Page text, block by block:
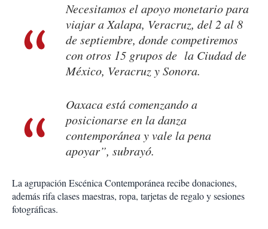
Necesitamos el apoyo monetario para
viajar a Xalapa, Veracruz, del 2 al 8
de septiembre, donde competiremos
con otros 15 grupos de la Ciudad de
México, Veracruz y Sonora.
Oaxaca está comenzando a
posicionarse en la danza
contemporánea y vale la pena
apoyar”, subrayó.
La agrupación Escénica Contemporánea recibe donaciones,
además rifa clases maestras, ropa, tarjetas de regalo y sesiones
fotográficas.